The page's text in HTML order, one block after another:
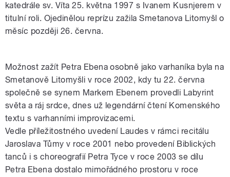
katedrále sv. Víta 25. května 1997 s Ivanem Kusnjerem v
titulní roli. Ojedinělou reprízu zažila Smetanova Litomyšl o
měsíc později 26. června.
Možnost zažít Petra Ebena osobně jako varhaníka byla na
Smetanově Litomyšli v roce 2002, kdy tu 22. června
společně se synem Markem Ebenem provedli Labyrint
světa a ráj srdce, dnes už legendární čtení Komenského
textu s varhanními improvizacemi.
Vedle příležitostného uvedení Laudes v rámci recitálu
Jaroslava Tůmy v roce 2001 nebo provedení Biblických
tanců i s choreografií Petra Tyce v roce 2003 se dílu
Petra Ebena dostalo mimořádného prostoru v roce